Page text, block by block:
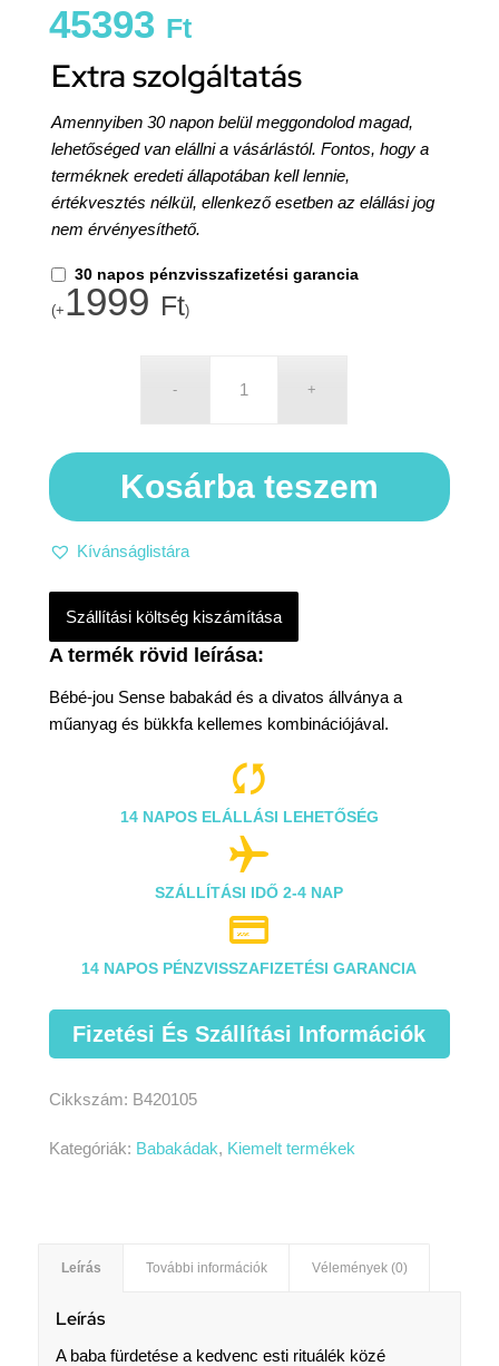
45393 Ft
Bébé-jou Sense babakád és a divatos állványa a
műanyag és bükkfa kellemes kombinációjával.
Extra szolgáltatás
Amennyiben 30 napon belül meggondolod magad,
lehetőséged van elállni a vásárlástól. Fontos, hogy a
terméknek eredeti állapotában kell lennie,
értékvesztés nélkül, ellenkező esetben az elállási jog
nem érvényesíthető.
30 napos pénzvisszafizetési garancia
(+ 1999 Ft)
Kosárba teszem
Kívánságlistára
Szállítási költség kiszámítása

14 NAPOS ELÁLLÁSI LEHETŐSÉG

SZÁLLÍTÁSI IDŐ 2-4 NAP

14 NAPOS PÉNZVISSZAFIZETÉSI GARANCIA
Fizetési És Szállítási Információk
Cikkszám: B420105
Kategóriák: Babakádak, Kiemelt termékek
Leírás További információk Vélemények (0)
Leírás
A baba fürdetése a kedvenc esti rituálék közé